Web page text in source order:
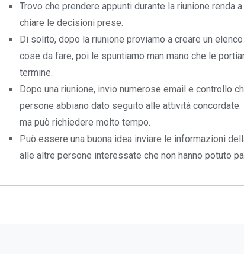
Trovo che prendere appunti durante la riunione renda
chiare le decisioni prese.
Di solito, dopo la riunione proviamo a creare un
cose da fare, poi le spuntiamo man mano che le
termine.
Dopo una riunione, invio numerose email e controllo
persone abbiano dato seguito alle attività concordate.
ma può richiedere molto tempo.
Può essere una buona idea inviare le informazioni
alle altre persone interessate che non hanno potuto